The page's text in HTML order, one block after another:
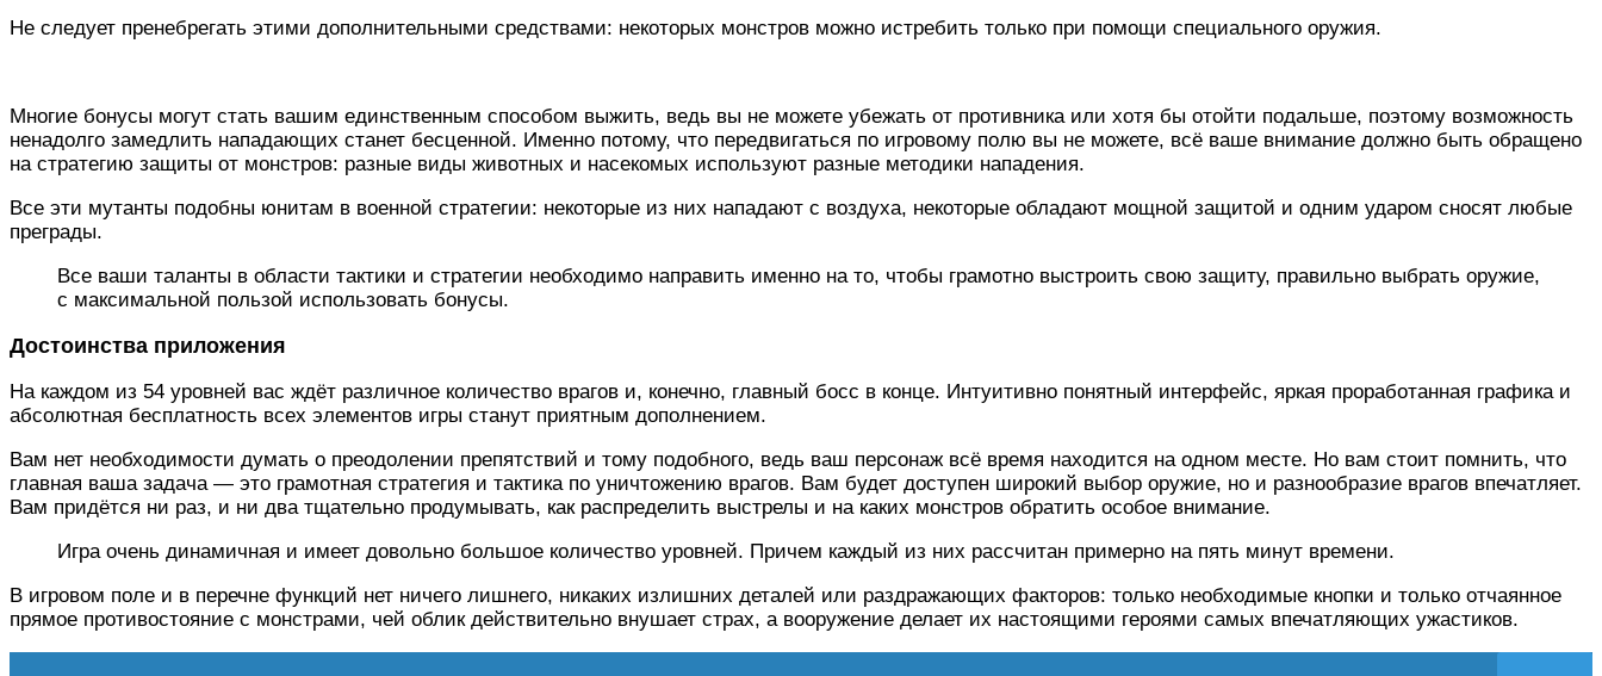
Не следует пренебрегать этими дополнительными средствами: некоторых монстров можно истребить только при помощи специального оружия.
Многие бонусы могут стать вашим единственным способом выжить, ведь вы не можете убежать от противника или хотя бы отойти подальше, поэтому возможность
ненадолго замедлить нападающих станет бесценной. Именно потому, что передвигаться по игровому полю вы не можете, всё ваше внимание должно быть обращено
на стратегию защиты от монстров: разные виды животных и насекомых используют разные методики нападения.
Все эти мутанты подобны юнитам в военной стратегии: некоторые из них нападают с воздуха, некоторые обладают мощной защитой и одним ударом сносят любые
преграды.
Все ваши таланты в области тактики и стратегии необходимо направить именно на то, чтобы грамотно выстроить свою защиту, правильно выбрать оружие,
с максимальной пользой использовать бонусы.
Достоинства приложения
На каждом из 54 уровней вас ждёт различное количество врагов и, конечно, главный босс в конце. Интуитивно понятный интерфейс, яркая проработанная графика и
абсолютная бесплатность всех элементов игры станут приятным дополнением.
Вам нет необходимости думать о преодолении препятствий и тому подобного, ведь ваш персонаж всё время находится на одном месте. Но вам стоит помнить, что
главная ваша задача — это грамотная стратегия и тактика по уничтожению врагов. Вам будет доступен широкий выбор оружие, но и разнообразие врагов впечатляет.
Вам придётся ни раз, и ни два тщательно продумывать, как распределить выстрелы и на каких монстров обратить особое внимание.
Игра очень динамичная и имеет довольно большое количество уровней. Причем каждый из них рассчитан примерно на пять минут времени.
В игровом поле и в перечне функций нет ничего лишнего, никаких излишних деталей или раздражающих факторов: только необходимые кнопки и только отчаянное
прямое противостояние с монстрами, чей облик действительно внушает страх, а вооружение делает их настоящими героями самых впечатляющих ужастиков.